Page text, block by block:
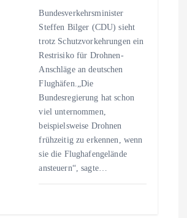
Bundesverkehrsminister
Steffen Bilger (CDU) sieht
trotz Schutzvorkehrungen ein
Restrisiko für Drohnen-
Anschläge an deutschen
Flughäfen.„Die
Bundesregierung hat schon
viel unternommen,
beispielsweise Drohnen
frühzeitig zu erkennen, wenn
sie die Flughafengelände
ansteuern“, sagte…